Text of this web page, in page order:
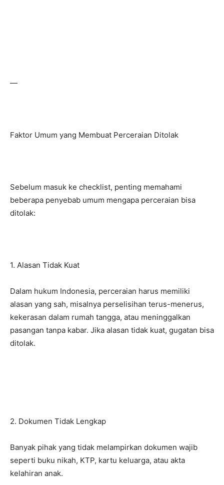
—
Faktor Umum yang Membuat Perceraian Ditolak
Sebelum masuk ke checklist, penting memahami
beberapa penyebab umum mengapa perceraian bisa
ditolak:
1. Alasan Tidak Kuat
Dalam hukum Indonesia, perceraian harus memiliki
alasan yang sah, misalnya perselisihan terus-menerus,
kekerasan dalam rumah tangga, atau meninggalkan
pasangan tanpa kabar. Jika alasan tidak kuat, gugatan bisa
ditolak.
2. Dokumen Tidak Lengkap
Banyak pihak yang tidak melampirkan dokumen wajib
seperti buku nikah, KTP, kartu keluarga, atau akta
kelahiran anak.